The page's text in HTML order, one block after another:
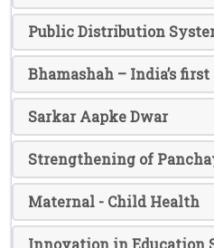
Public Distribution
Bhamashah – India’s
Sarkar Aapke Dwar
Strengthening of
Maternal - Child Health
Innovation in Education